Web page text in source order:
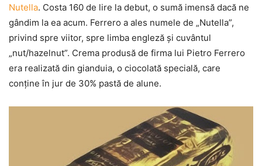
Nutella. Costa 160 de lire la debut, o sumă imensă dacă ne
gândim la ea acum. Ferrero a ales numele de „Nutella”,
privind spre viitor, spre limba engleză şi cuvântul
„nut/hazelnut”. Crema produsă de firma lui Pietro Ferrero
era realizată din gianduia, o ciocolată specială, care
conţine în jur de 30% pastă de alune.